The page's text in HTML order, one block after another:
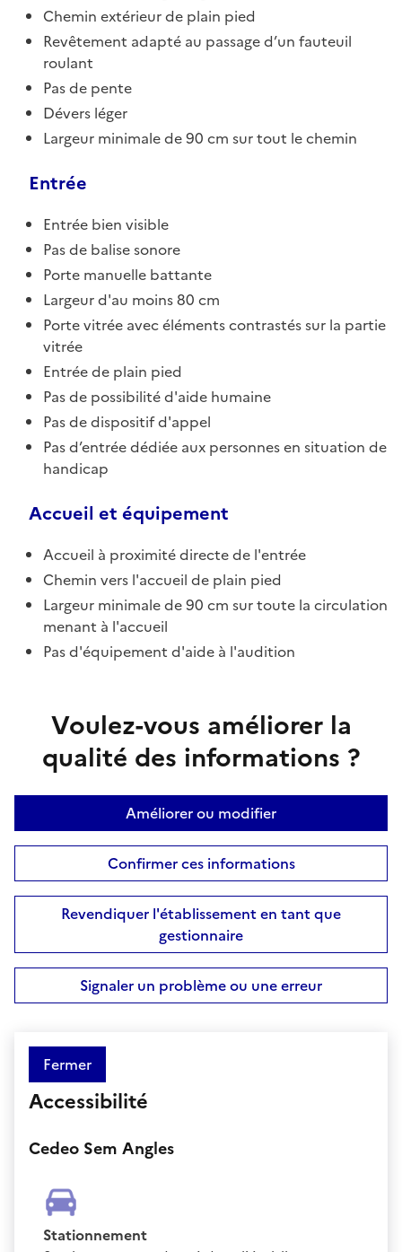
Chemin extérieur de plain pied
Revêtement adapté au passage d’un fauteuil
roulant
Pas de pente
Dévers léger
Largeur minimale de 90 cm sur tout le chemin
Entrée
Entrée bien visible
Pas de balise sonore
Porte manuelle battante
Largeur d'au moins 80 cm
Porte vitrée avec éléments contrastés sur la partie
vitrée
Entrée de plain pied
Pas de possibilité d'aide humaine
Pas de dispositif d'appel
Pas d’entrée dédiée aux personnes en situation de
handicap
Accueil et équipement
Accueil à proximité directe de l'entrée
Chemin vers l'accueil de plain pied
Largeur minimale de 90 cm sur toute la circulation
menant à l'accueil
Pas d'équipement d'aide à l'audition
Voulez-vous améliorer la
qualité des informations ?
Améliorer ou modifier
Confirmer ces informations
Revendiquer l'établissement en tant que
gestionnaire
Signaler un problème ou une erreur
Fermer
Accessibilité
Cedeo Sem Angles
Stationnement